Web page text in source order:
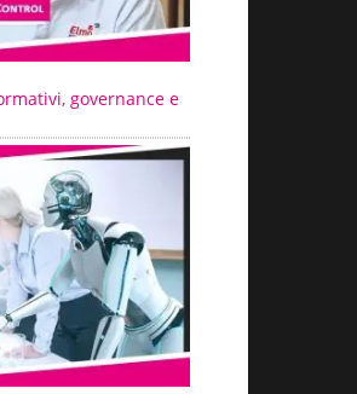
governance e